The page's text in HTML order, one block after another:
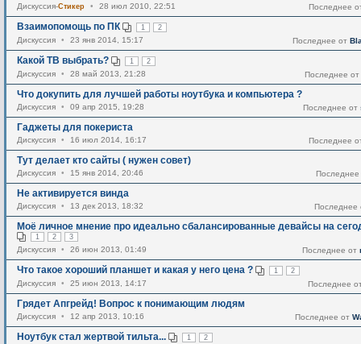
Последнее
Дискуссия-Стикер • 28 июл 2010, 22:51
Взаимопомощь по ПК 1 2
Последнее от
Дискуссия • 23 янв 2014, 15:17
Какой ТВ выбрать? 1 2
Последнее
Дискуссия • 28 май 2013, 21:28
Что докупить для лучшей работы ноутбука и компьютера ?
Последнее от
Дискуссия • 09 апр 2015, 19:28
Гаджеты для покериста
Последнее
Дискуссия • 16 июл 2014, 16:17
Тут делает кто сайты ( нужен совет)
Дискуссия • 15 янв 2014, 20:46
Не активируется винда
Последнее
Дискуссия • 13 дек 2013, 18:32
Моё личное мнение про идеально сбалансированные девайсы на
1 2 3
Последнее от
Дискуссия • 26 июн 2013, 01:49
Что такое хороший планшет и какая у него цена ? 1 2
Последнее
Дискуссия • 25 июн 2013, 14:17
Грядет Апгрейд! Вопрос к понимающим людям
Последнее от
Дискуссия • 12 апр 2013, 10:16
Ноутбук стал жертвой тильта... 1 2